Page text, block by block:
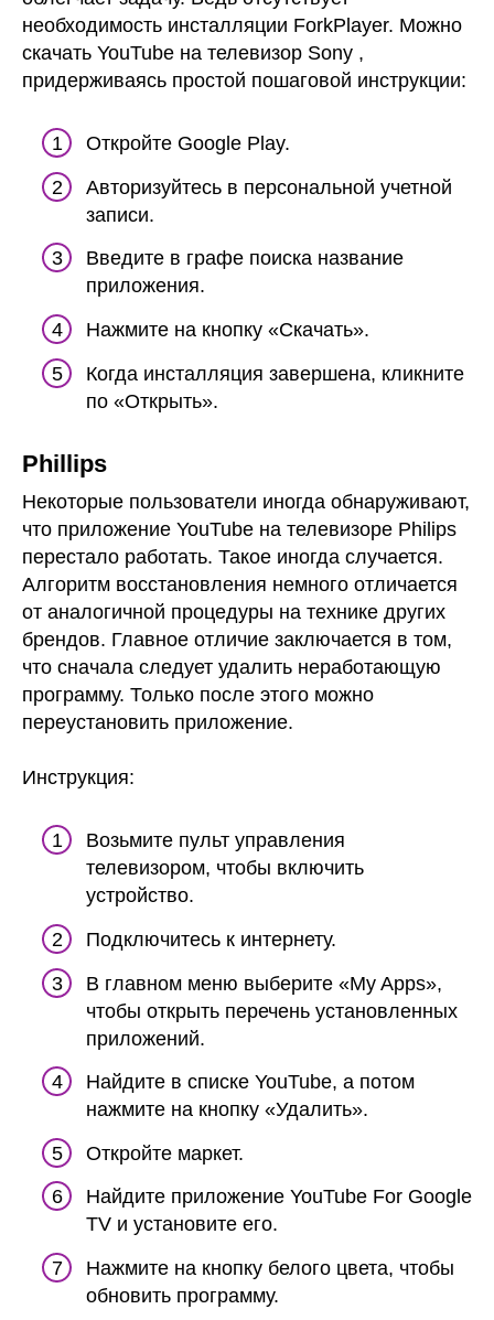
необходимость инсталляции ForkPlayer. Можно
скачать YouTube на телевизор Sony ,
придерживаясь простой пошаговой инструкции:
Откройте Google Play.
Авторизуйтесь в персональной учетной
записи.
Введите в графе поиска название
приложения.
Нажмите на кнопку «Скачать».
Когда инсталляция завершена, кликните
по «Открыть».
Phillips
Некоторые пользователи иногда обнаруживают,
что приложение YouTube на телевизоре Philips
перестало работать. Такое иногда случается.
Алгоритм восстановления немного отличается
от аналогичной процедуры на технике других
брендов. Главное отличие заключается в том,
что сначала следует удалить неработающую
программу. Только после этого можно
переустановить приложение.
Инструкция:
Возьмите пульт управления
телевизором, чтобы включить
устройство.
Подключитесь к интернету.
В главном меню выберите «My Apps»,
чтобы открыть перечень установленных
приложений.
Найдите в списке YouTube, а потом
нажмите на кнопку «Удалить».
Откройте маркет.
Найдите приложение YouTube For Google
TV и установите его.
Нажмите на кнопку белого цвета, чтобы
обновить программу.